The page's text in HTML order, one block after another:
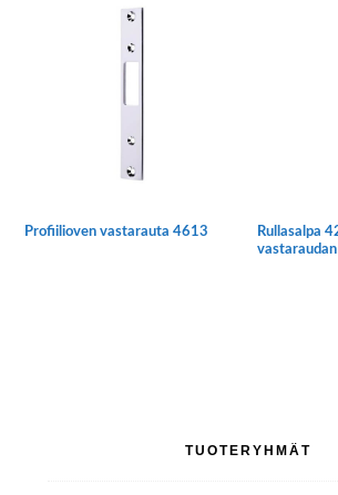
Profiilioven vastarauta 4613
Rullasalpa
TUOTERYHMÄT